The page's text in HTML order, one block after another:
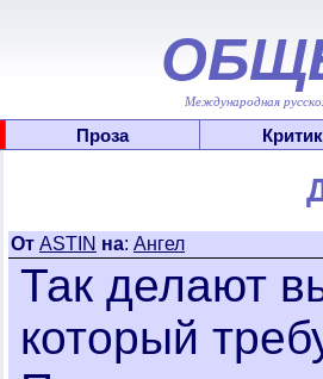
Международная
Проза
От ASTIN на: Ангел
Так делают
который